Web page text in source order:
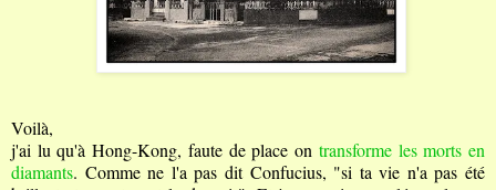
Voilà,
j'ai lu qu'à Hong-Kong, faute de place on transforme les morts en
diamants. Comme ne l'a pas dit Confucius, "si ta vie n'a pas été